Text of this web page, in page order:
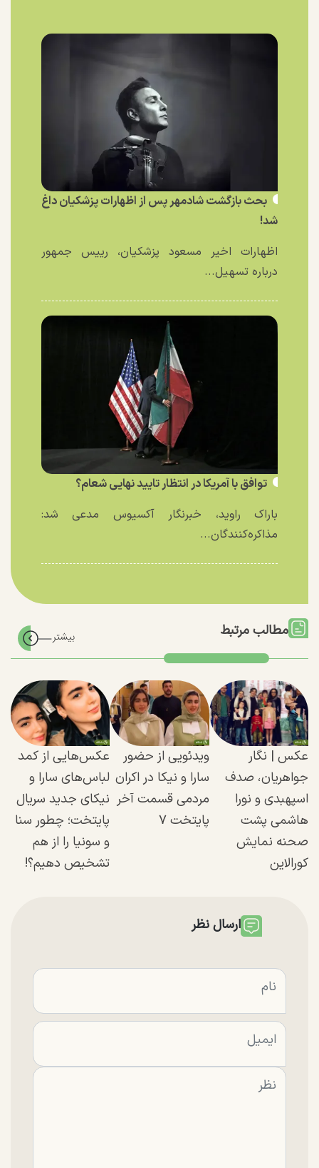
بحث بازگشت شادمهر پس از اظهارات پزشکیان داغ
شد!
اظهارات اخیر مسعود پزشکیان، رییس جمهور
درباره تسهیل...
توافق با آمریکا در انتظار تایید نهایی شعام؟
باراک راوید، خبرنگار آکسیوس مدعی شد:
مذاکره‌کنندگان...
مطالب مرتبط
عکس |‌ نگار
جواهریان، صدف
اسپهبدی و نورا
هاشمی پشت
صحنه نمایش
کورالاین
ویدئویی از حضور
سارا و نیکا در اکران
مردمی قسمت آخر
پایتخت ۷
عکس‌هایی از کمد
لباس‌های سارا و
نیکای جدید سریال
پایتخت؛ چطور سنا
و سونیا را از هم
تشخیص دهیم؟!
ارسال نظر